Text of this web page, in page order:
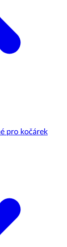
pro kočárek